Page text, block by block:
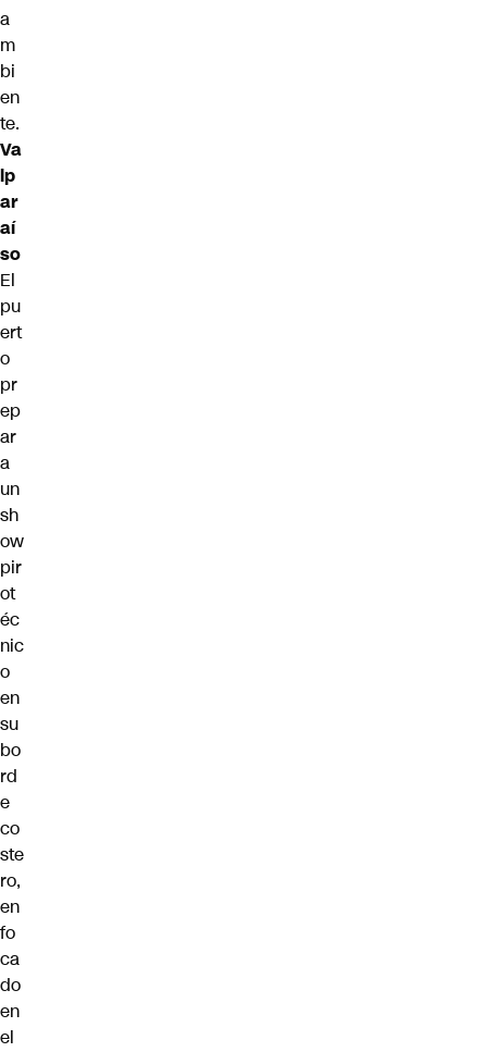
a
m
bi
en
te.
Va
lp
ar
aí
so
El
pu
ert
o
pr
ep
ar
a
un
sh
ow
pir
ot
éc
nic
o
en
su
bo
rd
e
co
ste
ro,
en
fo
ca
do
en
el